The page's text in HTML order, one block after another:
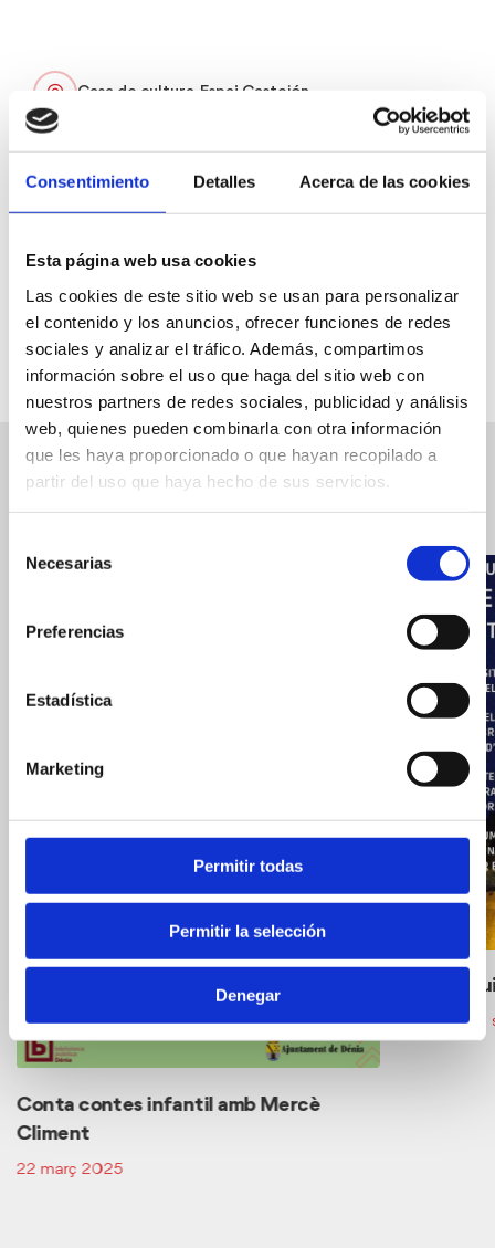
Consentimiento Detalles Acerca de las cookies
Esta página web usa cookies
Las cookies de este sitio web se usan para personalizar
el contenido y los anuncios, ofrecer funciones de redes
sociales y analizar el tráfico. Además, compartimos
información sobre el uso que haga del sitio web con
nuestros partners de redes sociales, publicidad y análisis
web, quienes pueden combinarla con otra información
que les haya proporcionado o que hayan recopilado a
partir del uso que haya hecho de sus servicios.
Necesarias
Preferencias
Estadística
Marketing
Permitir todas
Permitir la selección
Denegar
Casa de cultura. Espai Castejón
De dilluns a divendres de 11 a 14h i de 17 a 21h.
Esdeveniments relacionats
Veure
els
relacionats
Conta contes infantil amb Mercè
Climent
22 març 2025
Visitas
01 juliol -